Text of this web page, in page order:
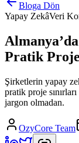
Bloga Dön
Yapay ZekâVeri
Pratik Proje
Şirketlerin yapay
pratik proje
jargon olmadan.
OzyCore Team